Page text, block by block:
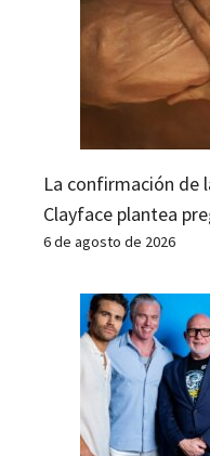
La confirmación de
Clayface plantea
6 de agosto de 2026